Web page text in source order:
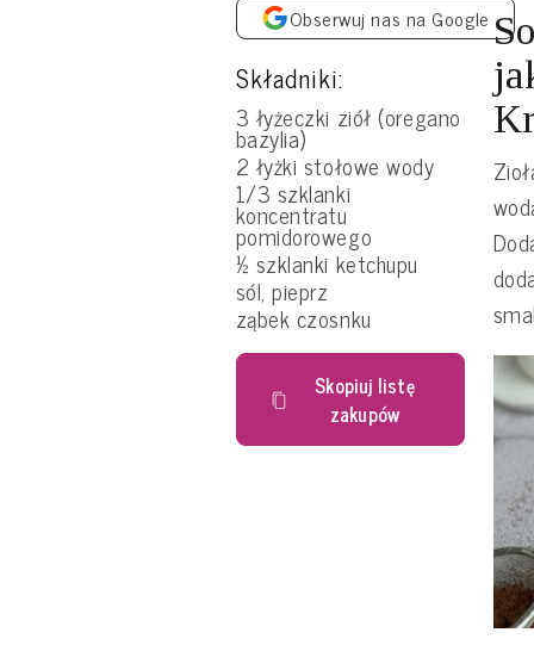
Obserwuj nas na Google
Składniki:
3 łyżeczki ziół (oregano
bazylia)
2 łyżki stołowe wody
1/3 szklanki
koncentratu
pomidorowego
½ szklanki ketchupu
sól, pieprz
ząbek czosnku
Skopiuj listę
zakupów